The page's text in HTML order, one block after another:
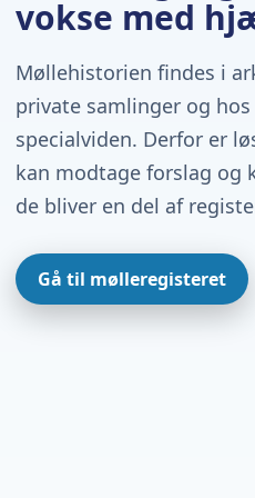
vokse med
Møllehistorien findes i
private samlinger og
specialviden. Derfor er
kan modtage forslag og
de bliver en del af
Gå til mølleregisteret